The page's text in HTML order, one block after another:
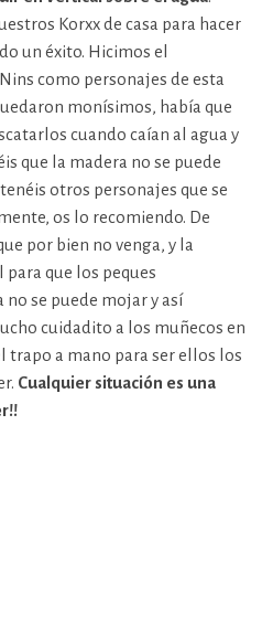
Korxx de casa para hacer
un éxito. Hicimos el
como personajes de esta
monísimos, había que
cuando caían al agua y
que la madera no se puede
otros personajes que se
os lo recomiendo. De
por bien no venga, y la
que los peques
se puede mojar y así
cuidadito a los muñecos en
trapo a mano para ser ellos los
Cualquier situación es una